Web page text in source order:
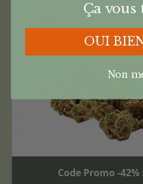
Code Promo -42%
Ça vous
OUI
Non